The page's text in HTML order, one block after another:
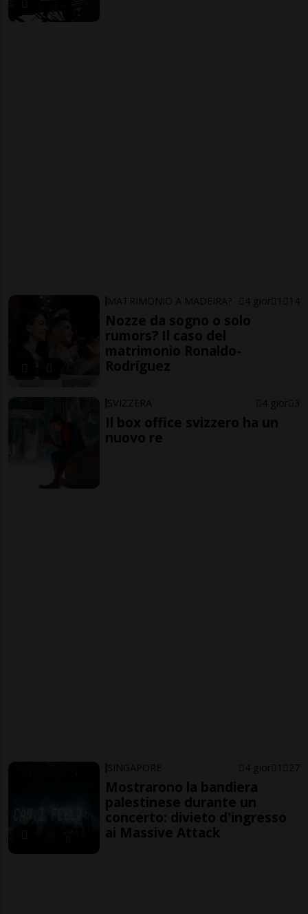
MATRIMONIO A MADEIRA? 4 gior 1 14
Nozze da sogno o solo
rumors? Il caso del
matrimonio Ronaldo-
Rodríguez
SVIZZERA 4 gior 3
Il box office svizzero ha un
nuovo re
SINGAPORE 4 gior 1 27
Mostrarono la bandiera
palestinese durante un
concerto: divieto d'ingresso
ai Massive Attack